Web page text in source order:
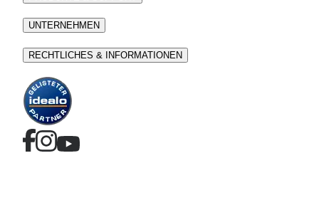
UNTERNEHMEN
RECHTLICHES & INFORMATIONEN